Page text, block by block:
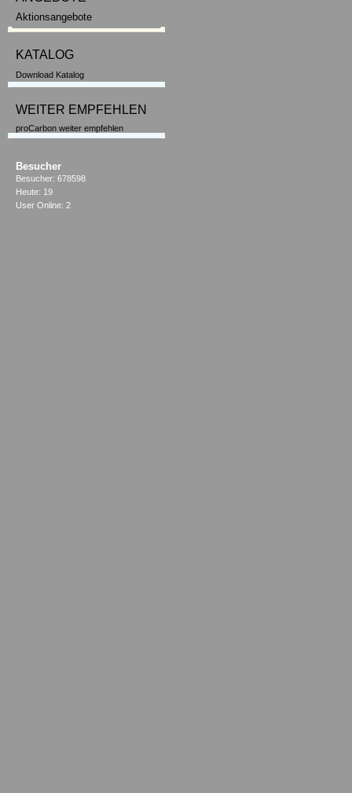
Aktionsangebote
KATALOG
Download Katalog
WEITER EMPFEHLEN
proCarbon weiter empfehlen
Besucher
Besucher: 678598
Heute: 19
User Online: 2